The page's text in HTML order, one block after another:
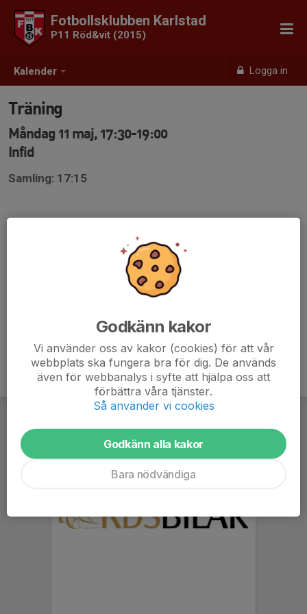
Kalender Logga in
Fotbollsklubben Karlstad
P11 Röd&vit (2015)
Träning
Måndag 11 maj, 17:30-19:00
Infid
Samling: 17:15
Godkänn kakor
Vi använder oss av kakor (cookies) för att vår
webbplats ska fungera bra för dig. De används
även för webbanalys i syfte att hjälpa oss att
förbättra våra tjänster.
Så använder vi cookies
Godkänn alla kakor
Bara nödvändiga